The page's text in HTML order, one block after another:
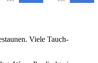
Viele Tauch-